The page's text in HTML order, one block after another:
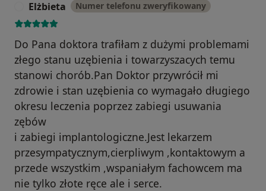
Elżbieta Numer telefonu zweryfikowany
Do Pana doktora trafiłam z dużymi problemami
złego stanu uzębienia i towarzyszacych temu
stanowi chorób.Pan Doktor przywrócił mi
zdrowie i stan uzębienia co wymagało długiego
okresu leczenia poprzez zabiegi usuwania
zębów
i zabiegi implantologiczne.Jest lekarzem
przesympatycznym,cierpliwym ,kontaktowym a
przede wszystkim ,wspaniałym fachowcem ma
nie tylko złote ręce ale i serce.